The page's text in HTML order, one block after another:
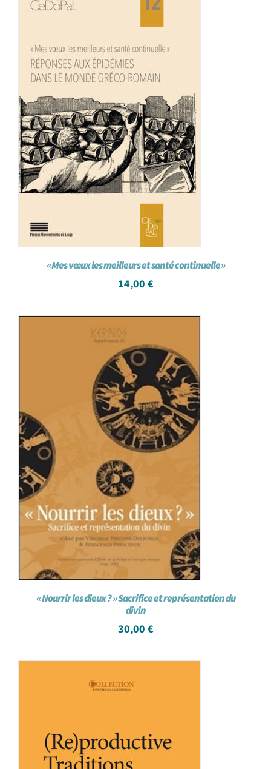
Panier WooCommerce
« Mes vœux les meilleurs et santé continuelle »
14,00 €
« Nourrir les dieux ? » Sacrifice et représentation du
divin
30,00 €